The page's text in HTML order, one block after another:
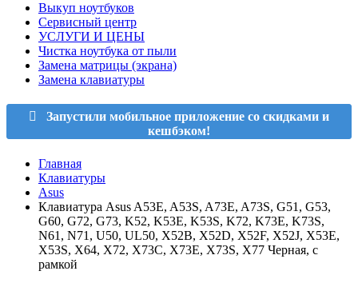
Выкуп ноутбуков
Сервисный центр
УСЛУГИ И ЦЕНЫ
Чистка ноутбука от пыли
Замена матрицы (экрана)
Замена клавиатуры
Запустили мобильное приложение со скидками и
кешбэком!
Главная
Клавиатуры
Asus
Клавиатура Asus A53E, A53S, A73E, A73S, G51, G53,
G60, G72, G73, K52, K53E, K53S, K72, K73E, K73S,
N61, N71, U50, UL50, X52B, X52D, X52F, X52J, X53E,
X53S, X64, X72, X73C, X73E, X73S, X77 Черная, с
рамкой